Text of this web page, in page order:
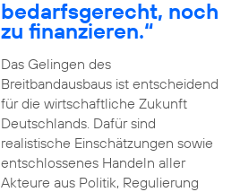
bedarfsgerecht, noch
zu finanzieren.“
Das Gelingen des
Breitbandausbaus ist entscheidend
für die wirtschaftliche Zukunft
Deutschlands. Dafür sind
realistische Einschätzungen sowie
entschlossenes Handeln aller
Akteure aus Politik, Regulierung